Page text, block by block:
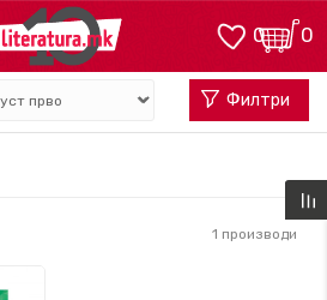
0
0
Филтри
1 производи